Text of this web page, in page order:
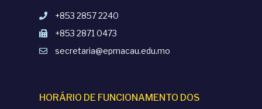
+853 2857 2240
+853 2871 0473
secretaria@epmacau.edu.mo
HORÁRIO DE FUNCIONAMENTO DOS